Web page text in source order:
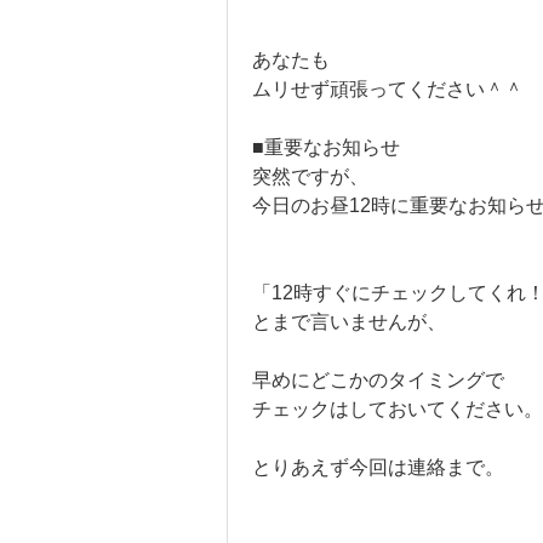
あなたも
ムリせず頑張ってください＾＾
■重要なお知らせ
突然ですが、
今日のお昼12時に重要なお知らせ
「12時すぐにチェックしてくれ！
とまで言いませんが、
早めにどこかのタイミングで
チェックはしておいてください。
とりあえず今回は連絡まで。